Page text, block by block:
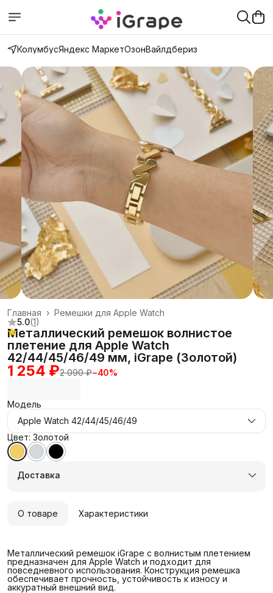
КолумбусЯндекс МаркетОзонВайлдбериз
Ремешки для Apple Watch
Главная ›
5.0(1)
Металлический ремешок волнистое
плетение для Apple Watch
42/44/45/46/49 мм, iGrape (Золотой)
1 254 ₽2 090 ₽−40%
Модель
Apple Watch 42/44/45/46/49
Цвет: Золотой
Доставка
О товаре Характеристики
Металлический ремешок iGrape с волнистым плетением
предназначен для Apple Watch и подходит для
повседневного использования. Конструкция ремешка
обеспечивает прочность, устойчивость к износу и
аккуратный внешний вид.